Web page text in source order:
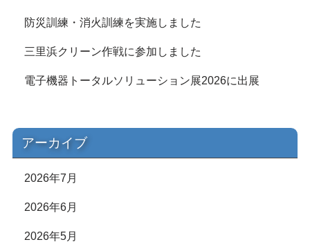
防災訓練・消火訓練を実施しました
三里浜クリーン作戦に参加しました
電子機器トータルソリューション展2026に出展
アーカイブ
2026年7月
2026年6月
2026年5月